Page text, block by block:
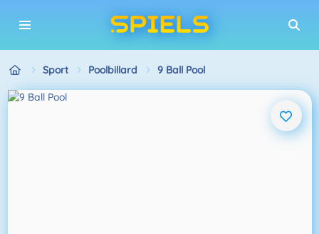
Sport Poolbillard 9 Ball Pool